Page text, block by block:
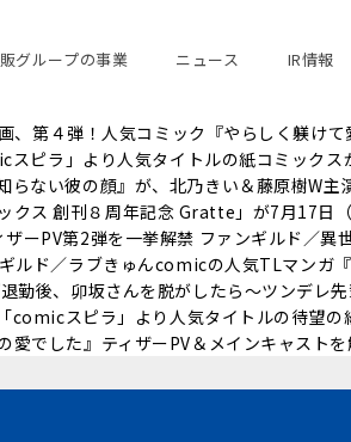
グループの事業 ニュース IR情報
第４弾！人気コミック『やらしく躾け
ピラ」より人気タイトルの紙コミック
らない彼の顔』が、北乃きい＆藤原樹
ス 創刊８周年記念 Gratte」が7⽉17⽇
ーPV第2弾を一挙解禁 ファンギルド／
ルド／ラブきゅんcomicの人気TLマンガ
勤後、卯坂さんを脱がしたら～ツンデ
スピラ」より人気タイトルの待望
でした』ティザーPV＆メインキャストを